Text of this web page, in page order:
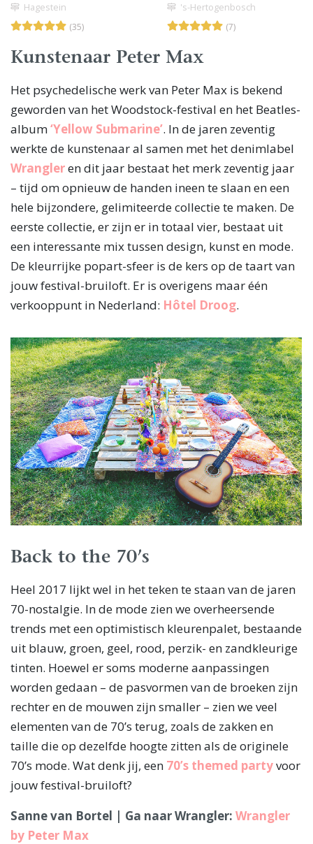
Hagestein
(35)
's-Hertogenbosch
(7)
Kunstenaar Peter Max
Het psychedelische werk van Peter Max is bekend
geworden van het Woodstock-festival en het Beatles-
album‘Yellow Submarine’. In de jaren zeventig
werkte de kunstenaar al samen met het denimlabel
Wrangleren dit jaar bestaat het merk zeventig jaar
– tijd om opnieuw de handen ineen te slaan en een
hele bijzondere, gelimiteerde collectie te maken. De
eerste collectie, er zijn er in totaal vier, bestaat uit
een interessante mix tussen design, kunst en mode.
De kleurrijke popart-sfeer is de kers op de taart van
jouw festival-bruiloft. Er is overigens maar één
verkooppunt in Nederland: Hôtel Droog.
Back to the 70’s
Heel 2017 lijkt wel in het teken te staan van de jaren
70-nostalgie. In de mode zien we overheersende
trends met een optimistisch kleurenpalet, bestaande
uit blauw, groen, geel, rood, perzik- en zandkleurige
tinten. Hoewel er soms moderne aanpassingen
worden gedaan – de pasvormen van de broeken zijn
rechter en de mouwen zijn smaller – zien we veel
elementen van de 70’s terug, zoals de zakken en
taille die op dezelfde hoogte zitten als de originele
70’s mode. Wat denk jij, een 70’s themed partyvoor
jouw festival-bruiloft?
Sanne van Bortel | Ga naar Wrangler: Wrangler
by Peter Max